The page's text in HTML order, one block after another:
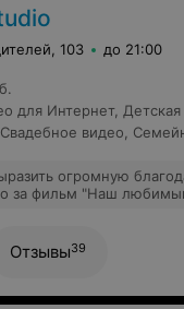
103 до 21:00
для Интернет,
Свадебное видео,
огромную
за фильм "Наш
очень
и трогательный.
И взрослые и дети
отрываясь от экрана.
память!
Отзывы39